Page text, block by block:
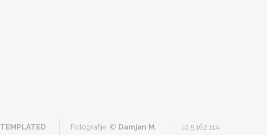
TEMPLATED Fotografije: © Damjan M. 10.5.162.114